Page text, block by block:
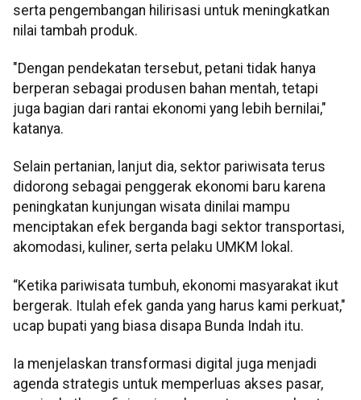
serta pengembangan hilirisasi untuk meningkatkan
nilai tambah produk.
"Dengan pendekatan tersebut, petani tidak hanya
berperan sebagai produsen bahan mentah, tetapi
juga bagian dari rantai ekonomi yang lebih bernilai,"
katanya.
Selain pertanian, lanjut dia, sektor pariwisata terus
didorong sebagai penggerak ekonomi baru karena
peningkatan kunjungan wisata dinilai mampu
menciptakan efek berganda bagi sektor transportasi,
akomodasi, kuliner, serta pelaku UMKM lokal.
“Ketika pariwisata tumbuh, ekonomi masyarakat ikut
bergerak. Itulah efek ganda yang harus kami perkuat,"
ucap bupati yang biasa disapa Bunda Indah itu.
Ia menjelaskan transformasi digital juga menjadi
agenda strategis untuk memperluas akses pasar,